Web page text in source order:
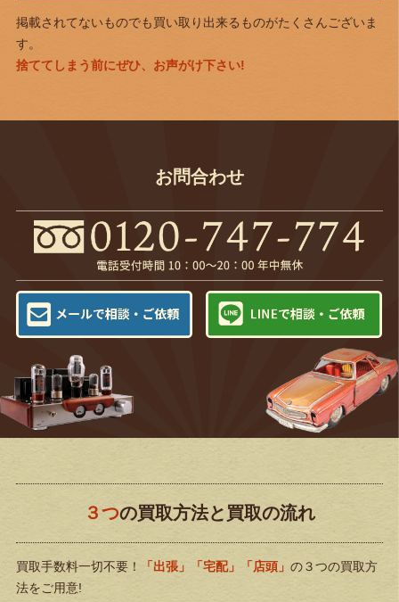
掲載されてないものでも買い取り出来るものがたくさんございま
す。
捨ててしまう前にぜひ、お声がけ下さい!
お問合わせ
３つの買取方法と買取の流れ
買取手数料一切不要！ 「出張」「宅配」「店頭」 の３つの買取方
法をご用意!